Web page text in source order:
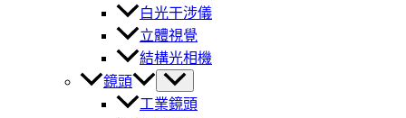
白光干涉儀
立體視覺
結構光相機
鏡頭
工業鏡頭